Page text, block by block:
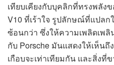
เทียบเคียงกับบุคลิกที่ทรงพลัง
V10 ที่เร้าใจ รูปลักษณ์ที่แปล
ซ้อนกว่า ซึ่งให้ความเพลิดเพ
กับ Porsche มันแสดงให้เห็น
เกือบจะเท่าเทียมกัน และสิ่งที่